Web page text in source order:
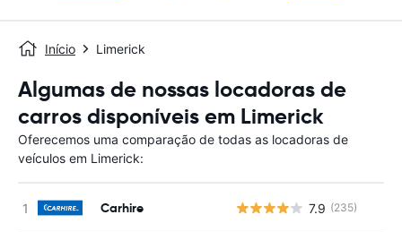
Início Limerick
Algumas de nossas locadoras de
carros disponíveis em Limerick
Oferecemos uma comparação de todas as locadoras de
veículos em Limerick:
Carhire 7.9 (235)